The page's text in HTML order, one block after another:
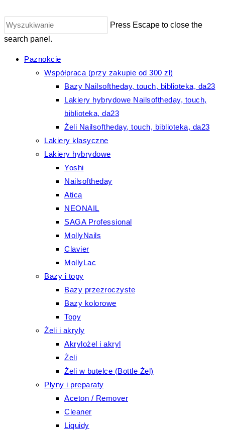
Press Escape to close the
search panel.
Paznokcie
Współpraca (przy zakupie od 300 zł)
Bazy Nailsoftheday, touch, biblioteka, da23
Lakiery hybrydowe Nailsoftheday, touch,
biblioteka, da23
Żeli Nailsoftheday, touch, biblioteka, da23
Lakiery klasyczne
Lakiery hybrydowe
Yoshi
Nailsoftheday
Atica
NEONAIL
SAGA Professional
MollyNails
Clavier
MollyLac
Bazy i topy
Bazy przezroczyste
Bazy kolorowe
Topy
Żeli i akryly
Akrylożel i akryl
Żeli
Żeli w butelce (Bottle Żel)
Płyny i preparaty
Aceton / Remover
Cleaner
Liquidy